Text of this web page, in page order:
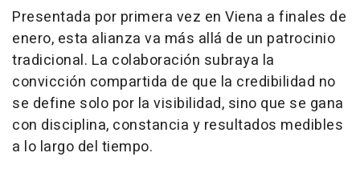
Presentada por primera vez en Viena a finales de
enero, esta alianza va más allá de un patrocinio
tradicional. La colaboración subraya la
convicción compartida de que la credibilidad no
se define solo por la visibilidad, sino que se gana
con disciplina, constancia y resultados medibles
a lo largo del tiempo.